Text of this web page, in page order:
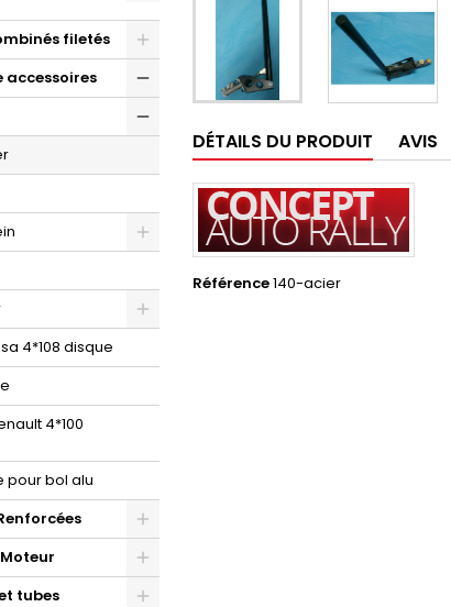
filetés
4*108 disque
4*100
pour bol alu
tubes
DÉTAILS DU PRODUIT AVIS
Référence140-acier